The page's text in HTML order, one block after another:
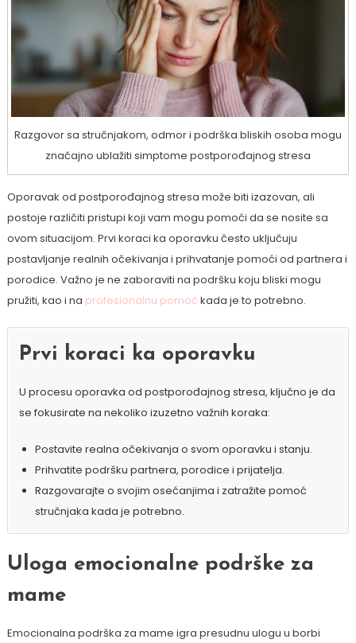
Razgovor sa stručnjakom, odmor i podrška bliskih osoba mogu
značajno ublažiti simptome postporođajnog stresa
Oporavak od postporođajnog stresa može biti izazovan, ali
postoje različiti pristupi koji vam mogu pomoći da se nosite sa
ovom situacijom. Prvi koraci ka oporavku često uključuju
postavljanje realnih očekivanja i prihvatanje pomoći od partnera i
porodice. Važno je ne zaboraviti na podršku koju bliski mogu
pružiti, kao i na profesionalnu pomoć kada je to potrebno.
Prvi koraci ka oporavku
U procesu oporavka od postporođajnog stresa, ključno je da
se fokusirate na nekoliko izuzetno važnih koraka:
Postavite realna očekivanja o svom oporavku i stanju.
Prihvatite podršku partnera, porodice i prijatelja.
Razgovarajte o svojim osećanjima i zatražite pomoć
stručnjaka kada je potrebno.
Uloga emocionalne podrške za
mame
Emocionalna podrška za mame igra presudnu ulogu u borbi